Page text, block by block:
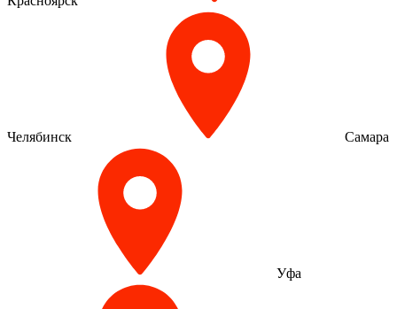
Челябинск Самара
Уфа